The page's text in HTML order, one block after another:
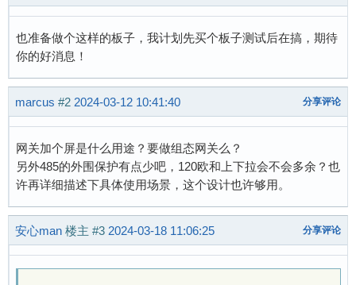
也准备做个这样的板子，我计划先买个板子测试后在搞，期待
你的好消息！
marcus #2 2024-03-12 10:41:40 分享评论
网关加个屏是什么用途？要做组态网关么？
另外485的外围保护有点少吧，120欧和上下拉会不会多余？也
许再详细描述下具体使用场景，这个设计也许够用。
安心man 楼主 #3 2024-03-18 11:06:25 分享评论